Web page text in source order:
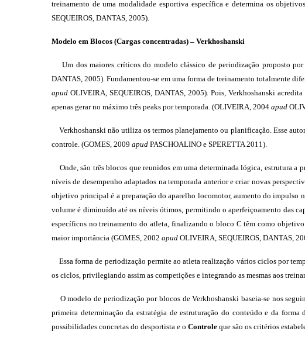
treinamento de uma modalidade esportiva específica e determina os
SEQUEIROS, DANTAS, 2005).
Modelo em Blocos (Cargas concentradas) – Verkhoshanski
Um dos maiores críticos do modelo clássico de periodização proposto
DANTAS, 2005). Fundamentou-se em uma forma de treinamento totalmente
apud OLIVEIRA, SEQUEIROS, DANTAS, 2005). Pois, Verkhoshanski
apenas gerar no máximo três peaks por temporada. (OLIVEIRA, 2004 apud
Verkhoshanski não utiliza os termos planejamento ou planificação. Esse
controle. (GOMES, 2009 apud PASCHOALINO e SPERETTA 2011).
Onde, são três blocos que reunidos em uma determinada lógica, estrutura a
níveis de desempenho adaptados na temporada anterior e criar novas
objetivo principal é a preparação do aparelho locomotor, aumento do impulso
volume é diminuído até os níveis ótimos, permitindo o aperfeiçoamento das
específicos no treinamento do atleta, finalizando o bloco C têm como
maior importância (GOMES, 2002 apud OLIVEIRA, SEQUEIROS, DANTAS,
Essa forma de periodização permite ao atleta realização vários ciclos por
os ciclos, privilegiando assim as competições e integrando as mesmas aos
O modelo de periodização por blocos de Verkhoshanski baseia-se nos
primeira determinação da estratégia de estruturação do conteúdo e da forma
possibilidades concretas do desportista e o Controle que são os critérios